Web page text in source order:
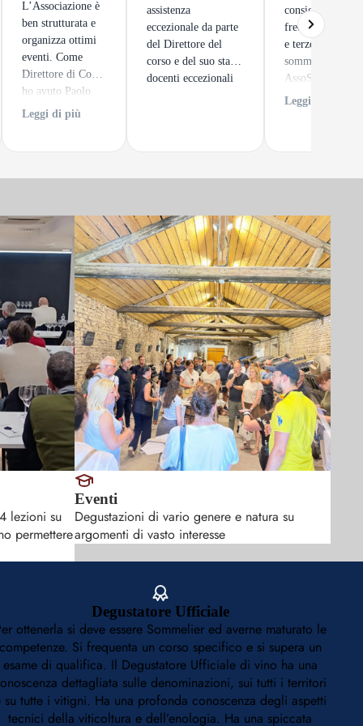
L’Associazione è
ben strutturata e
organizza ottimi
eventi. Come
Direttore di Corso
ho avuto Paolo
Firmani,
Leggi di più
assistenza
eccezionale da parte
del Direttore del
corso e del suo staff,
docenti eccezionali
consigliato! Ho
frequentato il
e terzo livello da
sommelier ad
AssoSommelier
Perugia.
approfonditi che
concretamente la
conoscenza del
L’esame finale è
impegnativo,
soddisfazione
volta superato
ogni sforzo.
Leggi di più
lezioni su
permettere
Eventi
Degustazioni di vario genere e natura su
argomenti di vasto interesse
Degustatore Ufficiale
ottenerla si deve essere Sommelier ed averne maturato le
competenze. Si frequenta un corso specifico e si supera un
esame di qualifica. Il Degustatore Ufficiale di vino ha una
dettagliata sulle denominazioni, sui tutti i territori
su tutte i vitigni. Ha una profonda conoscenza degli aspetti
tecnici della viticoltura e dell’enologia. Ha una spiccata